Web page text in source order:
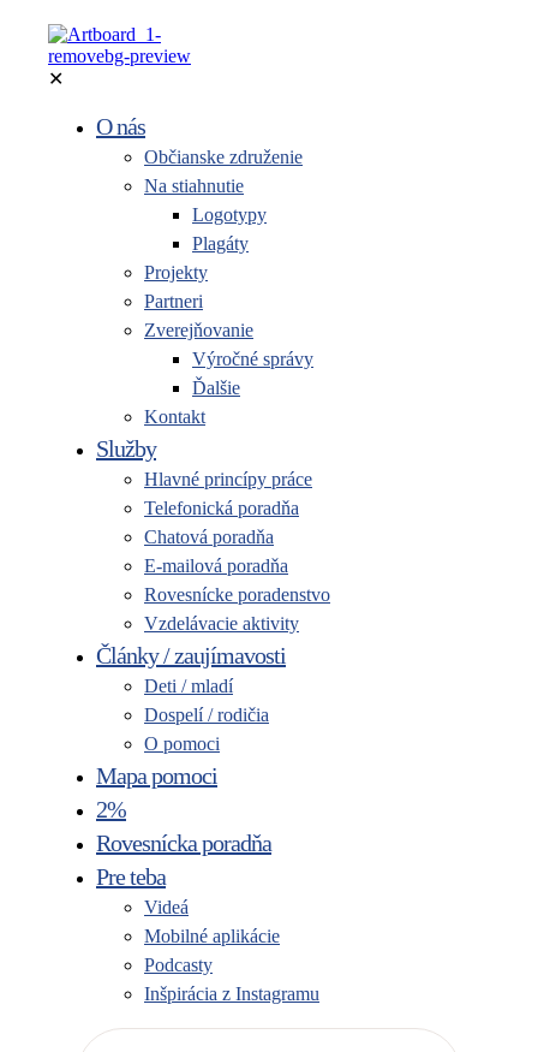
✕
O nás
Občianske združenie
Na stiahnutie
Logotypy
Plagáty
Projekty
Partneri
Zverejňovanie
Výročné správy
Ďalšie
Kontakt
Služby
Hlavné princípy práce
Telefonická poradňa
Chatová poradňa
E-mailová poradňa
Rovesnícke poradenstvo
Vzdelávacie aktivity
Články / zaujímavosti
Deti / mladí
Dospelí / rodičia
O pomoci
Mapa pomoci
2%
Rovesnícka poradňa
Pre teba
Videá
Mobilné aplikácie
Podcasty
Inšpirácia z Instagramu